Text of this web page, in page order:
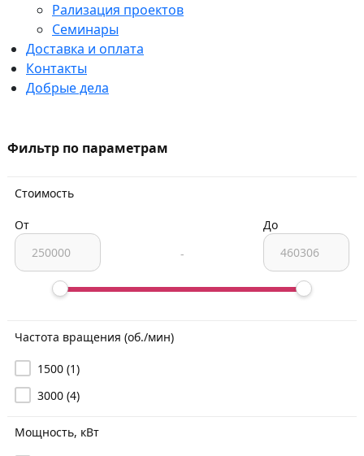
Рализация проектов
Семинары
Доставка и оплата
Контакты
Добрые дела
Фильтр по параметрам
Стоимость
От
-
До
Частота вращения (об./мин)
1500 (1)
3000 (4)
Мощность, кВт